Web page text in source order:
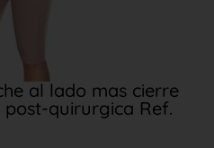
al lado mas cierre
quirurgica Ref.